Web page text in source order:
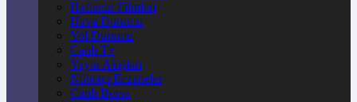
Haftanin Filmleri
Hava Durumu
Yol Durumu
Canlı Tv
Yayın Akışları
Nöbetçi Eczaneler
Canlı Borsa